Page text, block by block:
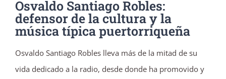
Osvaldo Santiago Robles:
defensor de la cultura y la
música típica puertorriqueña
Osvaldo Santiago Robles lleva más de la mitad de su
vida dedicado a la radio, desde donde ha promovido y